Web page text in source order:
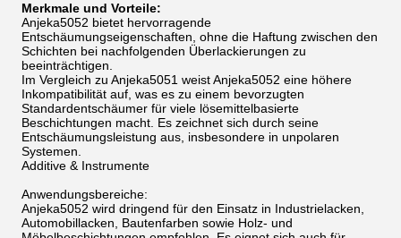
Merkmale und Vorteile:
Anjeka5052 bietet hervorragende
Entschäumungseigenschaften, ohne die Haftung zwischen den
Schichten bei nachfolgenden Überlackierungen zu
beeinträchtigen.
Im Vergleich zu Anjeka5051 weist Anjeka5052 eine höhere
Inkompatibilität auf, was es zu einem bevorzugten
Standardentschäumer für viele lösemittelbasierte
Beschichtungen macht. Es zeichnet sich durch seine
Entschäumungsleistung aus, insbesondere in unpolaren
Systemen.
Additive & Instrumente
Anwendungsbereiche:
Anjeka5052 wird dringend für den Einsatz in Industrielacken,
Automobillacken, Bautenfarben sowie Holz- und